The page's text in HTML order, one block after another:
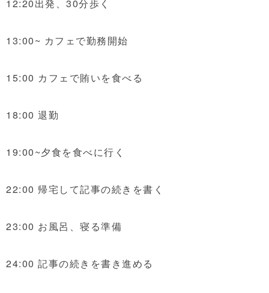
12:20出発、30分歩く
13:00~ カフェで勤務開始
15:00 カフェで賄いを食べる
18:00 退勤
19:00~夕食を食べに行く
22:00 帰宅して記事の続きを書く
23:00 お風呂、寝る準備
24:00 記事の続きを書き進める